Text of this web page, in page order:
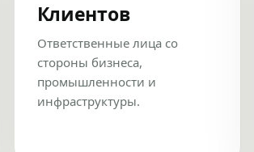
Клиентов
Ответственные лица со
стороны бизнеса,
промышленности и
инфраструктуры.